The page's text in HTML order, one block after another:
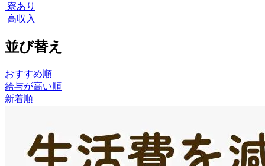
寮あり
高収入
並び替え
おすすめ順
給与が高い順
新着順